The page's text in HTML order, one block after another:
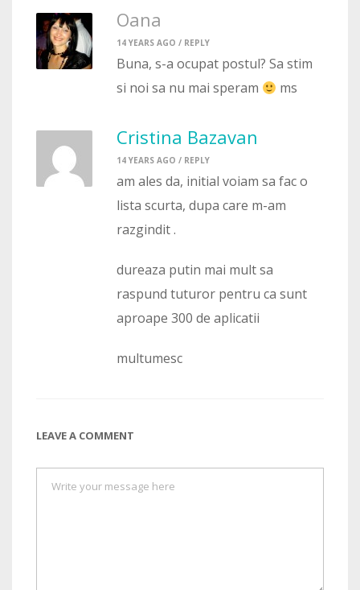
Oana
14 YEARS AGO / REPLY
Buna, s-a ocupat postul? Sa stim
si noi sa nu mai speram
ms
Cristina Bazavan
14 YEARS AGO / REPLY
am ales da, initial voiam sa fac o
lista scurta, dupa care m-am
razgindit .
dureaza putin mai mult sa
raspund tuturor pentru ca sunt
aproape 300 de aplicatii
multumesc
LEAVE A COMMENT